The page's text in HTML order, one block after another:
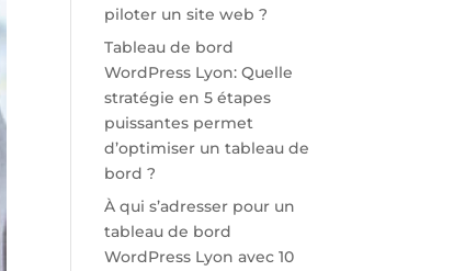
piloter un site web ?
Tableau de bord
WordPress Lyon: Quelle
stratégie en 5 étapes
puissantes permet
d’optimiser un tableau de
bord ?
À qui s’adresser pour un
tableau de bord
WordPress Lyon avec 10